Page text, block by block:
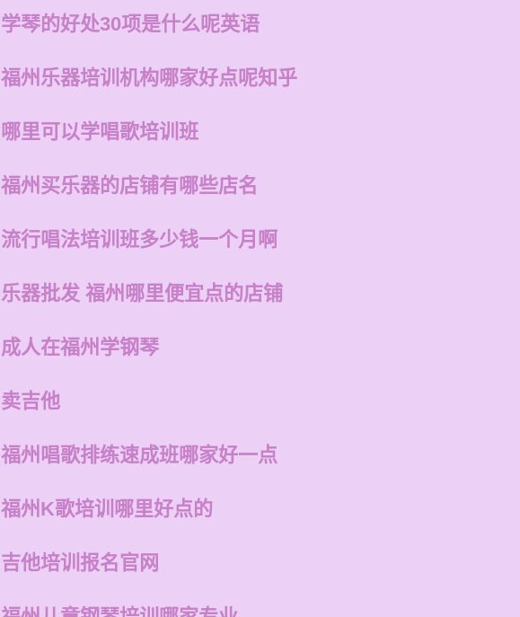
学琴的好处30项是什么呢英语
福州乐器培训机构哪家好点呢知乎
哪里可以学唱歌培训班
福州买乐器的店铺有哪些店名
流行唱法培训班多少钱一个月啊
乐器批发 福州哪里便宜点的店铺
成人在福州学钢琴
卖吉他
福州唱歌排练速成班哪家好一点
福州K歌培训哪里好点的
吉他培训报名官网